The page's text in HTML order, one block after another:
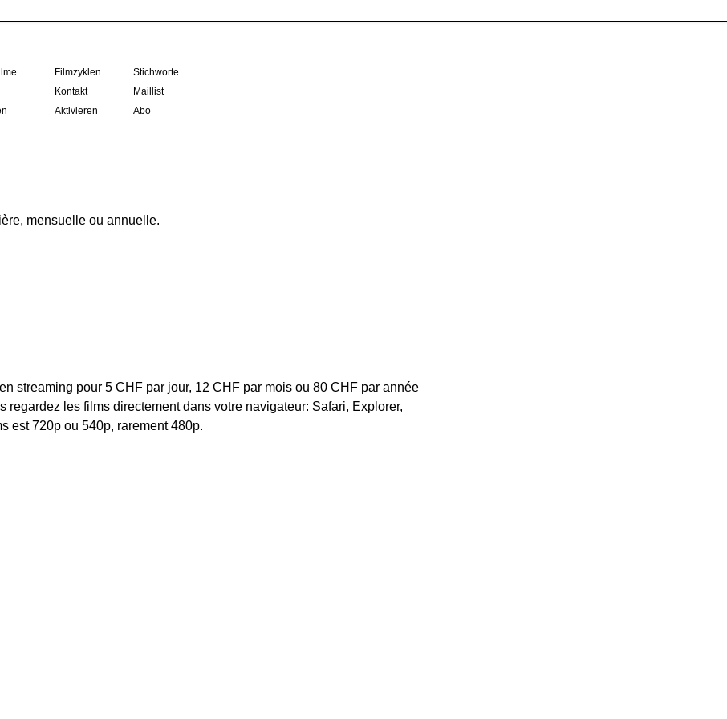
Filmzyklen
Stichworte
Kontakt
Maillist
Aktivieren Abo
mensuelle ou annuelle.
streaming pour 5 CHF par jour, 12 CHF par mois ou 80 CHF par année
les films directement dans votre navigateur: Safari, Explorer,
est 720p ou 540p, rarement 480p.